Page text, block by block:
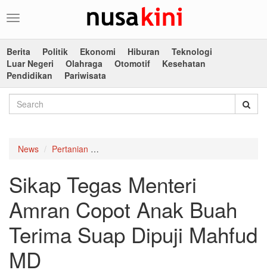
Toggle
Berita
Politik Ekonomi Hiburan
Teknologi
Luar Negeri
Olahraga Otomotif
Kesehatan
Pendidikan
Pariwisata
News Pertanian
Sikap Tegas Menteri
Amran Copot Anak Buah
Terima Suap Dipuji Mahfud
MD